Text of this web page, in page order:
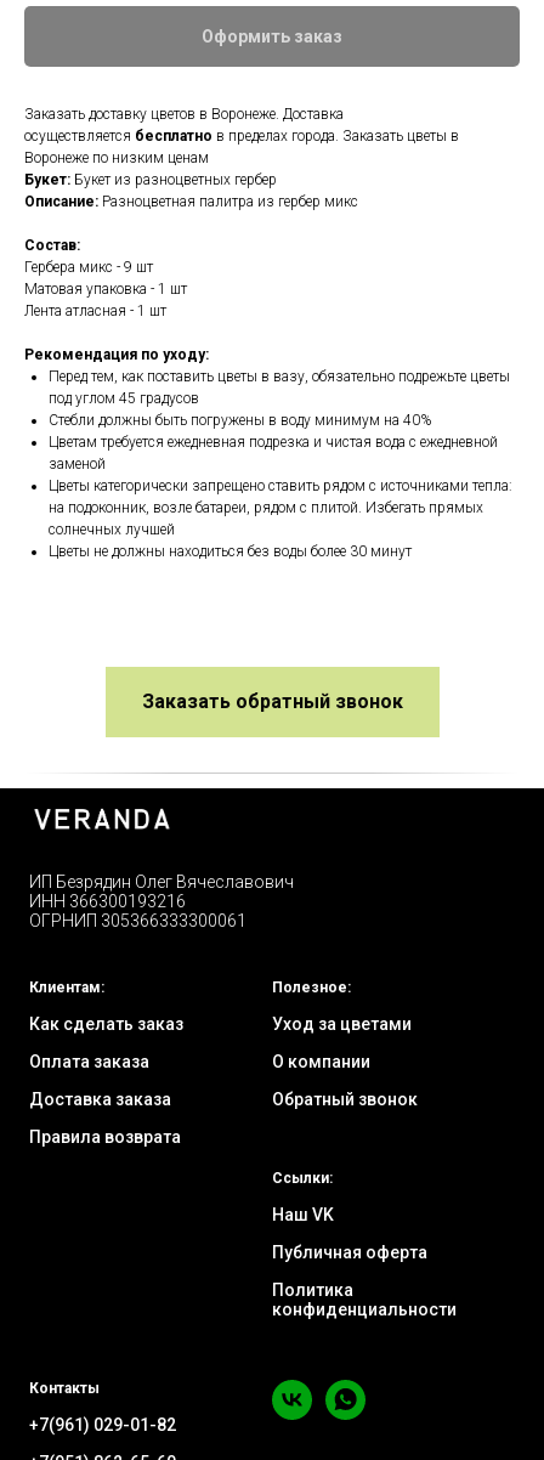
Оформить заказ
Заказать доставку цветов в Воронеже. Доставка
осуществляется бесплатно в пределах города. Заказать цветы в
Воронеже по низким ценам
Букет: Букет из разноцветных гербер
Описание: Разноцветная палитра из гербер микс
Состав:
Гербера микс - 9 шт
Матовая упаковка - 1 шт
Лента атласная - 1 шт
Рекомендация по уходу:
Перед тем, как поставить цветы в вазу, обязательно подрежьте цветы
под углом 45 градусов
Стебли должны быть погружены в воду минимум на 40%
Цветам требуется ежедневная подрезка и чистая вода с ежедневной
заменой
Цветы категорически запрещено ставить рядом с источниками тепла:
на подоконник, возле батареи, рядом с плитой. Избегать прямых
солнечных лучшей
Цветы не должны находиться без воды более 30 минут
Заказать обратный звонок
ИП Безрядин Олег Вячеславович
ИНН 366300193216
ОГРНИП 305366333300061
Клиентам:
Как сделать заказ
Оплата заказа
Доставка заказа
Правила возврата
Полезное:
Уход за цветами
О компании
Обратный звонок
Ссылки:
Наш VK
Публичная оферта
Политика
конфиденциальности
Контакты
+7(961) 029-01-82